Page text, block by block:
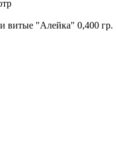
витые "Алейка" 0,400 гр.